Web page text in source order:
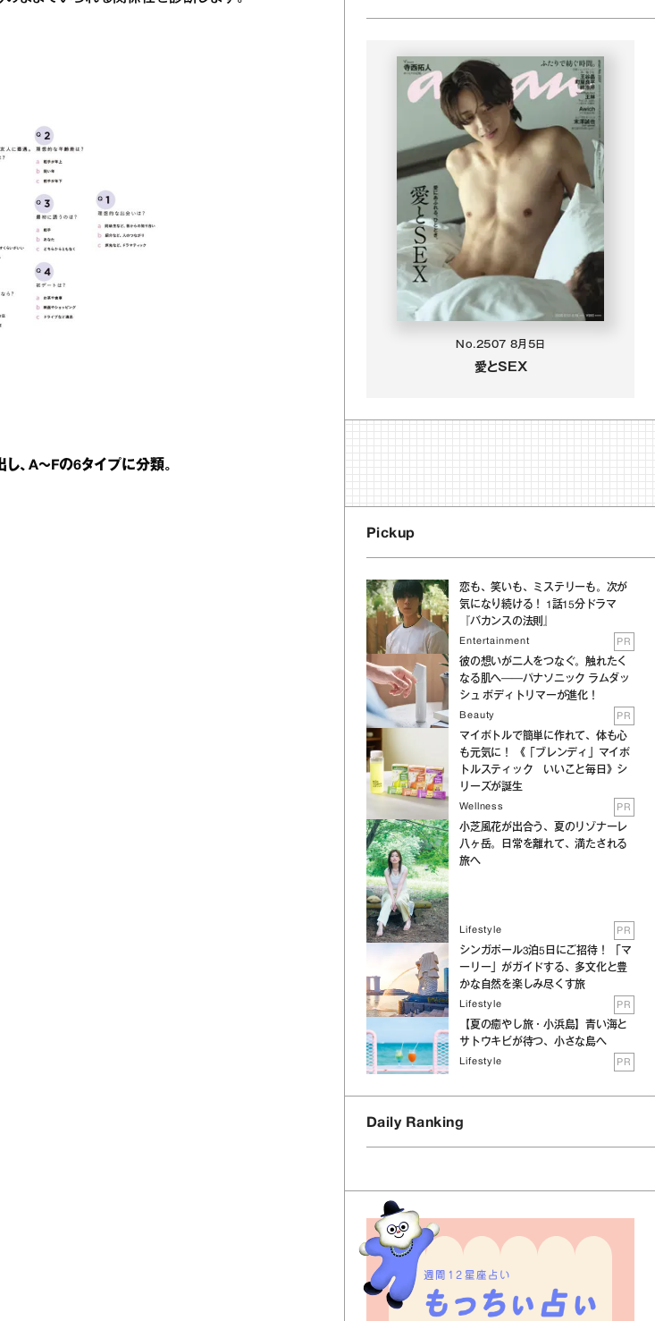
、A～Fの6タイプに分類。
No.2507 8月5日
愛とSEX
Pickup
恋も、笑いも、ミステリーも。次が
気になり続ける！ 1話15分ドラマ
『バカンスの法則』
Entertainment PR
彼の想いが二人をつなぐ。触れたく
なる肌へ──パナソニック ラムダッ
シュ ボディトリマーが進化！
Beauty PR
マイボトルで簡単に作れて、体も心
も元気に！ 《「ブレンディ」マイボ
トルスティック いいこと毎日》シ
リーズが誕生
Wellness PR
小芝風花が出合う、夏のリゾナーレ
八ヶ岳。日常を離れて、満たされる
旅へ
Lifestyle PR
シンガポール3泊5日にご招待！ 「マ
ーリー」がガイドする、多文化と豊
かな自然を楽しみ尽くす旅
Lifestyle PR
【夏の癒やし旅・小浜島】青い海と
サトウキビが待つ、小さな島へ
Lifestyle PR
Daily Ranking
週間12星座占い